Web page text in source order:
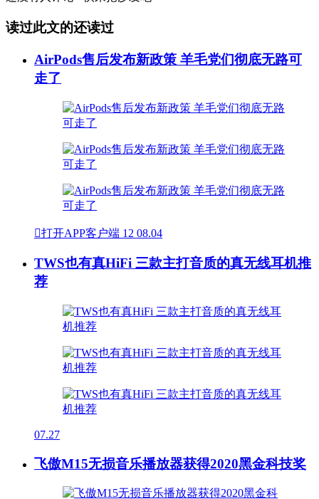
读过此文的还读过
AirPods售后发布新政策 羊毛党们彻底无路可
走了
打开APP客户端 12 08.04
TWS也有真HiFi 三款主打音质的真无线耳机推
荐
07.27
飞傲M15无损音乐播放器获得2020黑金科技奖